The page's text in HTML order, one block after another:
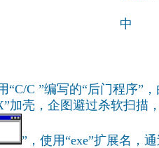
中
C ”编写的“后门程序”
加壳，企图避过杀软扫描
”，使用“exe”扩展名，